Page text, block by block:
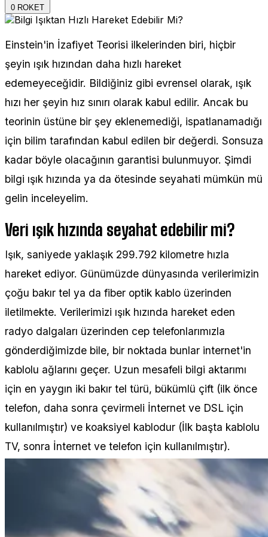
0 ROKET
Einstein'in İzafiyet Teorisi ilkelerinden biri, hiçbir
şeyin ışık hızından daha hızlı hareket
edemeyeceğidir. Bildiğiniz gibi evrensel olarak, ışık
hızı her şeyin hız sınırı olarak kabul edilir. Ancak bu
teorinin üstüne bir şey eklenemediği, ispatlanamadığı
için bilim tarafından kabul edilen bir değerdi. Sonsuza
kadar böyle olacağının garantisi bulunmuyor. Şimdi
bilgi ışık hızında ya da ötesinde seyahati mümkün mü
gelin inceleyelim.
Veri ışık hızında seyahat edebilir mi?
Işık, saniyede yaklaşık 299.792 kilometre hızla
hareket ediyor. Günümüzde dünyasında verilerimizin
çoğu bakır tel ya da fiber optik kablo üzerinden
iletilmekte. Verilerimizi ışık hızında hareket eden
radyo dalgaları üzerinden cep telefonlarımızla
gönderdiğimizde bile, bir noktada bunlar internet'in
kablolu ağlarını geçer. Uzun mesafeli bilgi aktarımı
için en yaygın iki bakır tel türü, bükümlü çift (ilk önce
telefon, daha sonra çevirmeli İnternet ve DSL için
kullanılmıştır) ve koaksiyel kablodur (İlk başta kablolu
TV, sonra İnternet ve telefon için kullanılmıştır).